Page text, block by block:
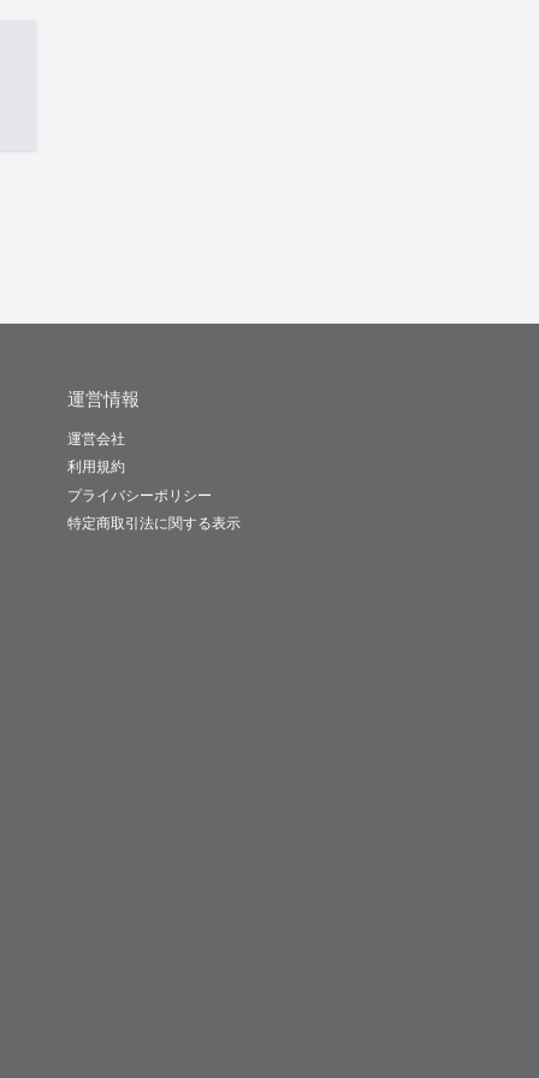
運営情報
運営会社
利用規約
プライバシーポリシー
特定商取引法に関する表示